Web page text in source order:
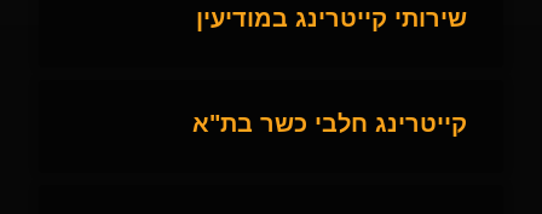
שירותי קייטרינג במודיעין
קייטרינג חלבי כשר בת"א